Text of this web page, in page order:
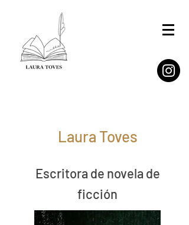
Laura Toves
Escritora de novela de
ficción